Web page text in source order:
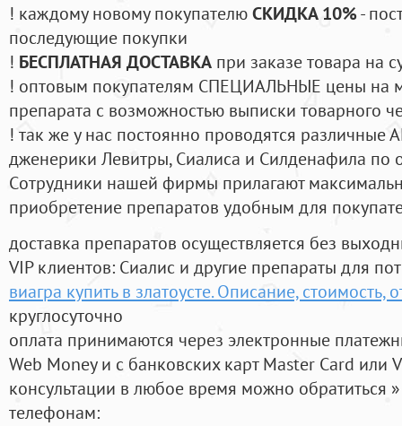
! каждому новому покупателюСКИДКА 10%-
последующие покупки
! БЕСПЛАТНАЯ ДОСТАВКА при заказе товара на
! оптовым покупателям СПЕЦИАЛЬНЫЕ цены на
препарата с возможностью выписки товарного
! так же у нас постоянно проводятся
дженерики Левитры, Сиалиса и Силденафила по
Cотрудники нашей фирмы прилагают
приобретение препаратов удобным для
доставка препаратов осуществляется без
VIP клиентов: Сиалис и другие препараты для
виагра купить в златоусте. Описание, стоимость,
круглосуточно
оплата принимаются через электронные
Web Money и с банковских карт Master Card или
консультации в любое время можно обратиться
телефонам: